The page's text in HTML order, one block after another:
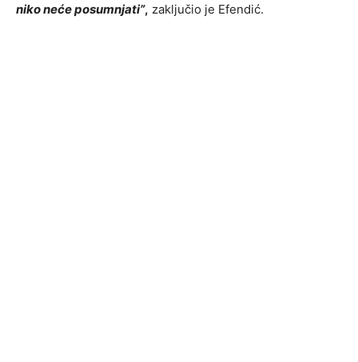
niko neće posumnjati”, zaključio je Efendić.